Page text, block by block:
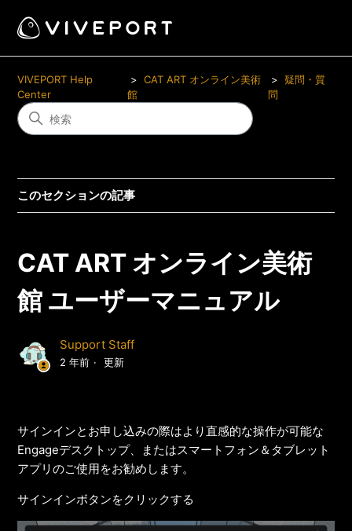
VIVEPORT Help
Center
CAT ART オンライン美術
館
疑問・質
問
このセクションの記事
CAT ART オンライン美術
館 ユーザーマニュアル
Support Staff
2 年前 更新
サインインとお申し込みの際はより直感的な操作が可能な
Engageデスクトップ、またはスマートフォン＆タブレット
アプリのご使用をお勧めします。
サインインボタンをクリックする